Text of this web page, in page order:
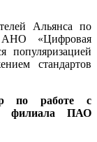
Альянса по
«Цифровая
популяризацией
стандартов
по работе с
филиала ПАО